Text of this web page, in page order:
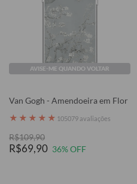
AVISE-ME QUANDO VOLTAR
Van Gogh - Amendoeira em Flor
★ ★ ★ ★ ★ 105079 avaliações
R$109,90
R$69,90 36% OFF